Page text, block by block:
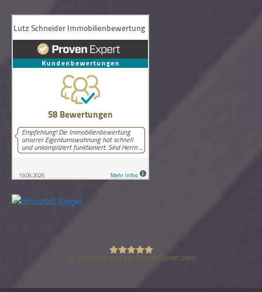
Lutz Schneider Immobilienbewertung
58 Bewertungen auf ProvenExpert.com